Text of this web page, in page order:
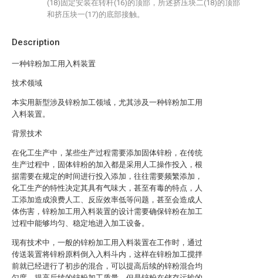
Description
一种锌粉加工用入料装置
技术领域
本实用新型涉及锌粉加工领域，尤其涉及一种锌粉加工用
入料装置。
背景技术
在化工生产中，某些生产过程需要添加固体锌粉，在传统
生产过程中，固体锌粉的加入都是采用人工操作投入，根
据需要在规定的时间进行投入添加，往往需要频繁添加，
化工生产的特性决定其具有气味大，甚至有毒的特点，人
工添加造成浪费人工、反应效率低等问题，甚至会造成人
体伤害，锌粉加工用入料装置的设计需要确保锌粉在加工
过程中能够均匀、稳定地进入加工设备。
现有技术中，一般的锌粉加工用入料装置在工作时，通过
传送装置将锌粉原料倒入入料斗内，这样在锌粉加工搅拌
前就已经进行了初步的混合，可以提高后续的锌粉混合均
(18)固定安装在转杆(16)的顶部，所述挤压块二(18)的顶部
和挤压块一(17)的底部接触。